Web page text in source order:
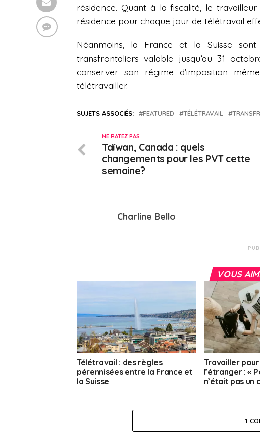
résidence. Quant à la fiscalité, le
résidence pour chaque jour de télétravail
Néanmoins, la France et la Suisse
transfrontaliers valable jusqu’au 31
conserver son régime d’imposition
télétravailler.
SUJETS ASSOCIÉS: FEATURED TÉLÉTRAVAIL
NE RATEZ PAS
Taïwan, Canada : quels
changements pour les PVT cette
semaine?
Charline Bello
VOUS
Télétravail : des règles
pérennisées entre la France et
la Suisse
Travailler
l’étranger : «
n’était pas un
1